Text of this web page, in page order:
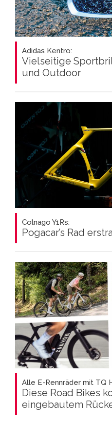
Adidas Kentro:
Vielseitige
und Outdoor
Colnago Y1Rs:
Pogacar’s Rad
Alle E-Rennräder mit TQ
Diese Road Bikes
eingebautem